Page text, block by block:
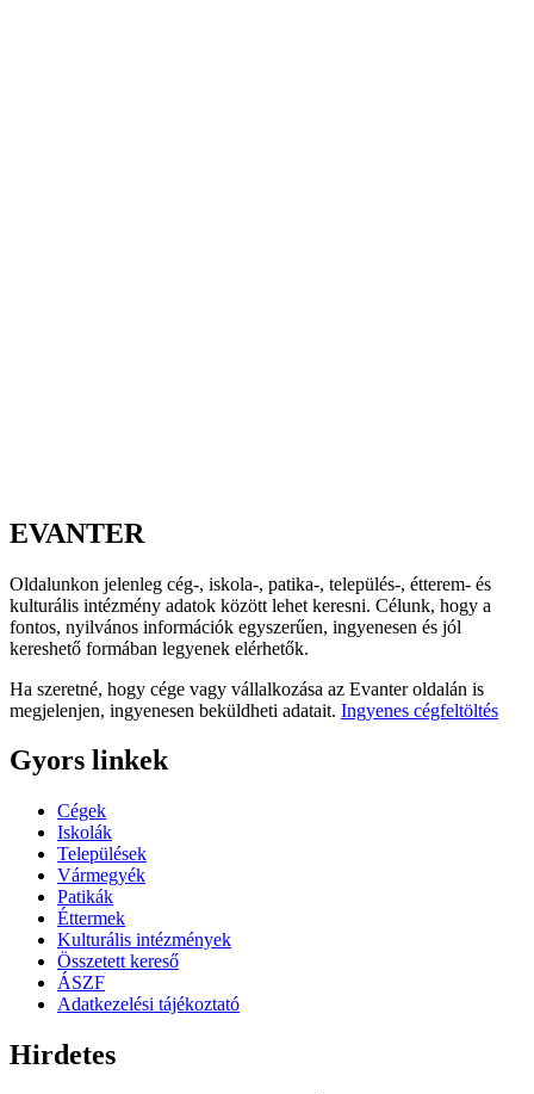
EVANTER
Oldalunkon jelenleg cég-, iskola-, patika-, település-, étterem- és
kulturális intézmény adatok között lehet keresni. Célunk, hogy a
fontos, nyilvános információk egyszerűen, ingyenesen és jól
kereshető formában legyenek elérhetők.
Ha szeretné, hogy cége vagy vállalkozása az Evanter oldalán is
megjelenjen, ingyenesen beküldheti adatait. Ingyenes cégfeltöltés
Gyors linkek
Cégek
Iskolák
Települések
Vármegyék
Patikák
Éttermek
Kulturális intézmények
Összetett kereső
ÁSZF
Adatkezelési tájékoztató
Hirdetes